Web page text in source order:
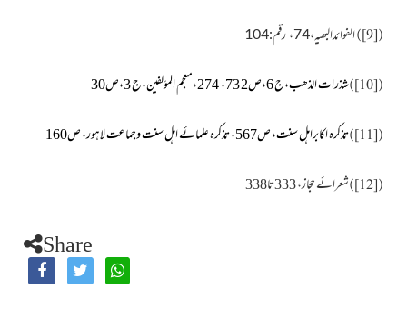
(
[9]
)الفوائدالبھیہ،74، رقم:104
(
[10]
)شذرات الذھب،ج 6،ص2 73، 274 ، معجم المؤلفین،ج 3،ص30
(
[11]
)تذکرہ اکابراہل سنت، ص567، تذکرہ علمائے اہل سنت وجماعت لاہور، ص160
(
[12]
)شعرائے حجاز، 333تا338
Share